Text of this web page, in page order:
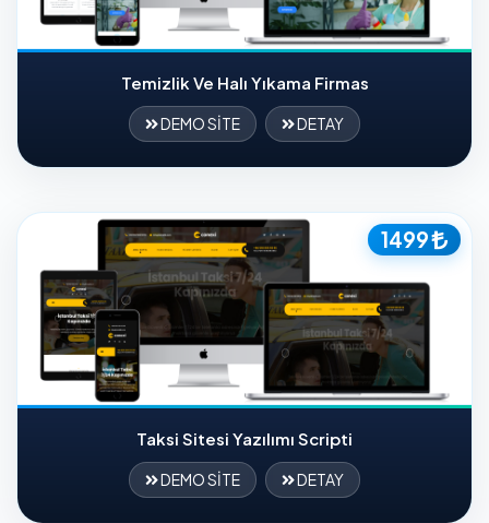
Temizlik Ve Halı Yıkama Firmas
DEMO SİTE DETAY
1499
Taksi Sitesi Yazılımı Scripti
DEMO SİTE DETAY